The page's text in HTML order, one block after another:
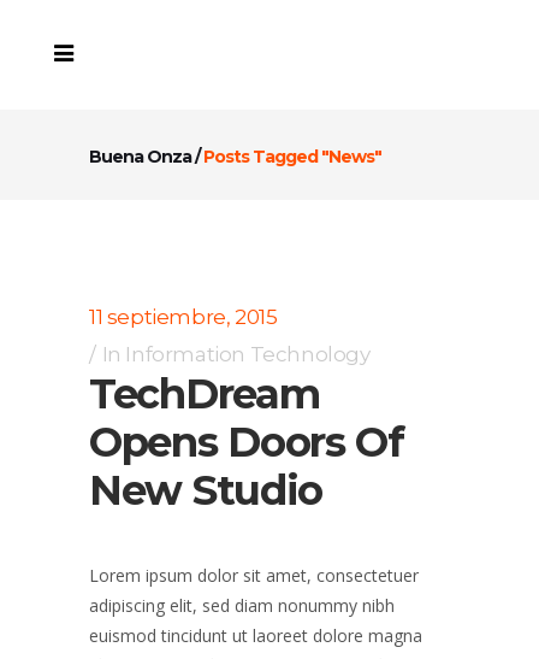
Buena Onza/Posts Tagged "News"
11 septiembre, 2015
In Information Technology
TechDream
Opens Doors Of
New Studio
Lorem ipsum dolor sit amet, consectetuer
adipiscing elit, sed diam nonummy nibh
euismod tincidunt ut laoreet dolore magna